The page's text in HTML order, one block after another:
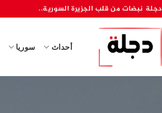
دجلة نبضات من قلب الجزيرة السورية..
أحداث سوريا